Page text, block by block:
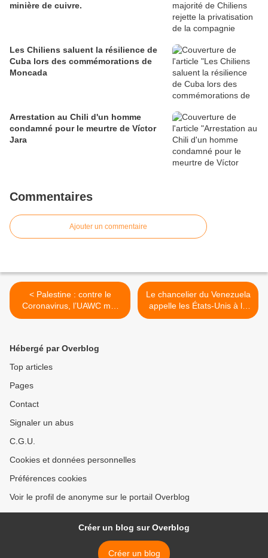
minière de cuivre.
Les Chiliens saluent la résilience de
Cuba lors des commémorations de
Moncada
Arrestation au Chili d'un homme
condamné pour le meurtre de Víctor
Jara
Commentaires
Ajouter un commentaire
< Palestine : contre le
Coronavirus, l’UAWC met
ses équipes et ses locaux à
paysan·ne·s
Le chancelier du Venezuela
appelle les États-Unis à la
réflexion face au nouveau
Hébergé par Overblog
Top articles
Pages
Contact
Signaler un abus
C.G.U.
Cookies et données personnelles
Préférences cookies
Voir le profil de anonyme sur le portail Overblog
Créer un blog sur Overblog
Créer un blog